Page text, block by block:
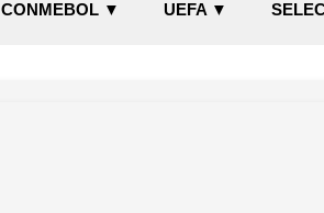
CONMEBOL ▼ UEFA ▼